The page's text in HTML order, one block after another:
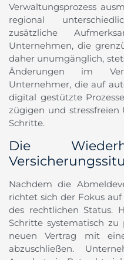
Verwaltungsprozess
regional
zusätzliche
Unternehmen, die
daher unumgänglich,
Änderungen im
Unternehmer, die auf
digital gestützte
zügigen und
Schritte.
Die
Nachdem die
richtet sich der Fokus
des rechtlichen Status.
Schritte systematisch
neuen Vertrag mit
abzuschließen.